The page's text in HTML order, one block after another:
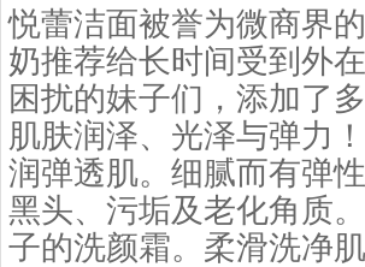
悦蕾洁面被誉为微商界
奶推荐给长时间受到外
困扰的妹子们，添加了
肌肤润泽、光泽与弹力
润弹透肌。细腻而有弹
黑头、污垢及老化角质
子的洗颜霜。柔滑洗净